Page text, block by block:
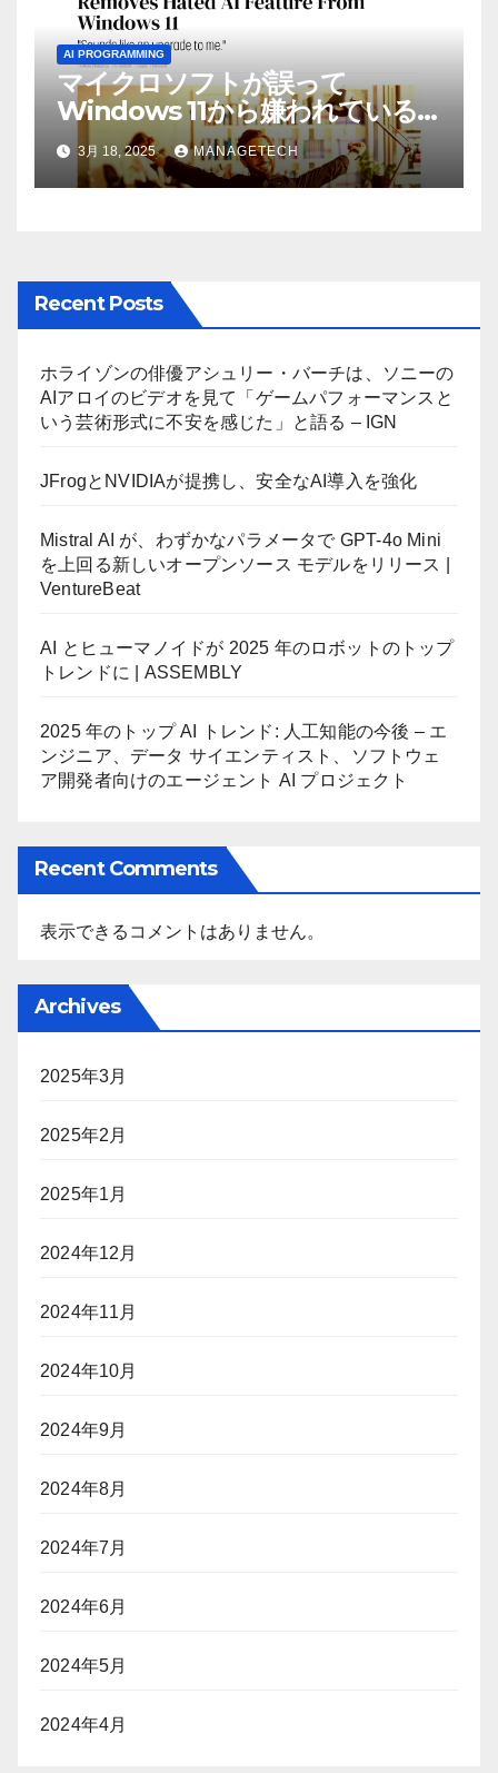
AI PROGRAMMING
マイクロソフトが誤って
Windows 11から嫌われている
AI機能を削除したことにユーザ
ーが歓喜
3月 18, 2025 MANAGETECH
Recent Posts
ホライゾンの俳優アシュリー・バーチは、ソニーの
AIアロイのビデオを見て「ゲームパフォーマンスと
いう芸術形式に不安を感じた」と語る – IGN
JFrogとNVIDIAが提携し、安全なAI導入を強化
Mistral AI が、わずかなパラメータで GPT-4o Mini
を上回る新しいオープンソース モデルをリリース |
VentureBeat
AI とヒューマノイドが 2025 年のロボットのトップ
トレンドに | ASSEMBLY
2025 年のトップ AI トレンド: 人工知能の今後 – エ
ンジニア、データ サイエンティスト、ソフトウェ
ア開発者向けのエージェント AI プロジェクト
Recent Comments
表示できるコメントはありません。
Archives
2025年3月
2025年2月
2025年1月
2024年12月
2024年11月
2024年10月
2024年9月
2024年8月
2024年7月
2024年6月
2024年5月
2024年4月